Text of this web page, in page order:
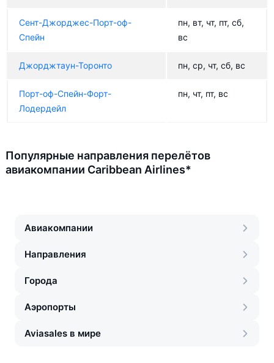
Сент-Джорджес-Порт-оф-
Спейн
пн, вт, чт, пт, сб,
вс
Джорджтаун-Торонто пн, ср, чт, сб, вс
Порт-оф-Спейн-Форт-
Лодердейл
пн, чт, пт, вс
Популярные направления перелётов
авиакомпании Caribbean Airlines*
Авиакомпании
Направления
Города
Аэропорты
Aviasales в мире